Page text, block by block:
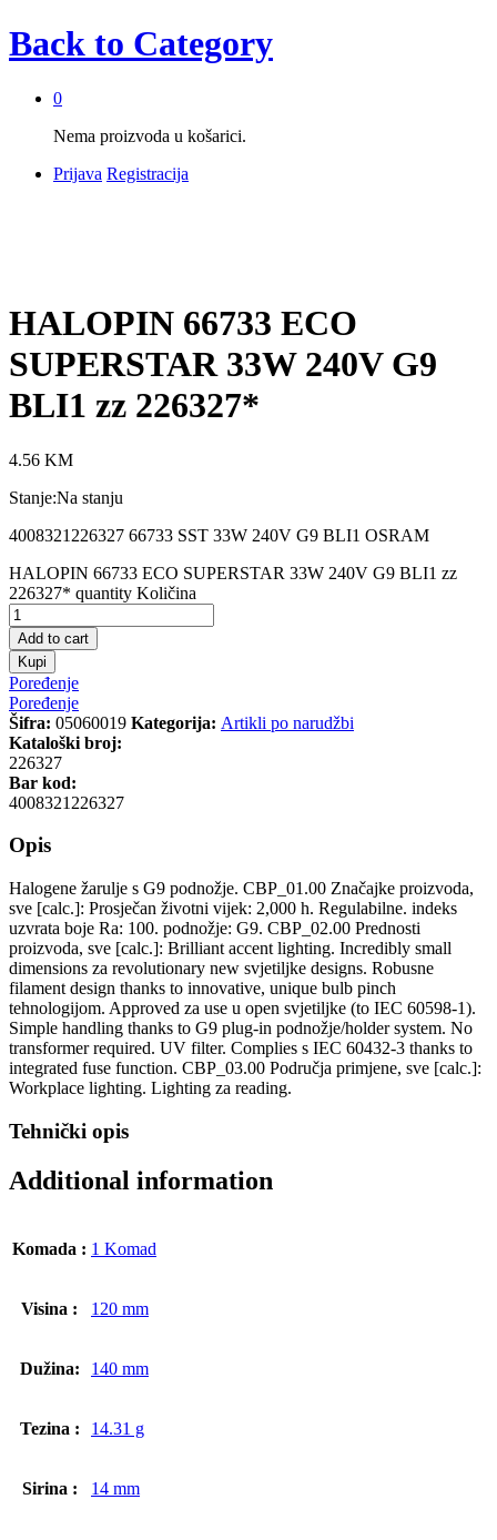
Back to Category
0
Nema proizvoda u košarici.
Prijava Registracija
HALOPIN 66733 ECO
SUPERSTAR 33W 240V G9
BLI1 zz 226327*
4.56 KM
Stanje:Na stanju
4008321226327 66733 SST 33W 240V G9 BLI1 OSRAM
HALOPIN 66733 ECO SUPERSTAR 33W 240V G9 BLI1 zz
226327* quantity Količina
Add to cart
Kupi
Poređenje
Poređenje
Šifra: 05060019 Kategorija: Artikli po narudžbi
Kataloški broj:
226327
Bar kod:
4008321226327
Opis
Halogene žarulje s G9 podnožje. CBP_01.00 Značajke proizvoda,
sve [calc.]: Prosječan životni vijek: 2,000 h. Regulabilne. indeks
uzvrata boje Ra: 100. podnožje: G9. CBP_02.00 Prednosti
proizvoda, sve [calc.]: Brilliant accent lighting. Incredibly small
dimensions za revolutionary new svjetiljke designs. Robusne
filament design thanks to innovative, unique bulb pinch
tehnologijom. Approved za use u open svjetiljke (to IEC 60598-1).
Simple handling thanks to G9 plug-in podnožje/holder system. No
transformer required. UV filter. Complies s IEC 60432-3 thanks to
integrated fuse function. CBP_03.00 Područja primjene, sve [calc.]:
Workplace lighting. Lighting za reading.
Tehnički opis
Additional information
Komada : 1 Komad
Visina : 120 mm
Dužina: 140 mm
Tezina : 14.31 g
Sirina : 14 mm